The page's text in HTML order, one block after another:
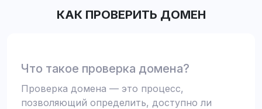
КАК ПРОВЕРИТЬ ДОМЕН
Что такое проверка домена?
Проверка домена — это процесс,
позволяющий определить, доступно ли